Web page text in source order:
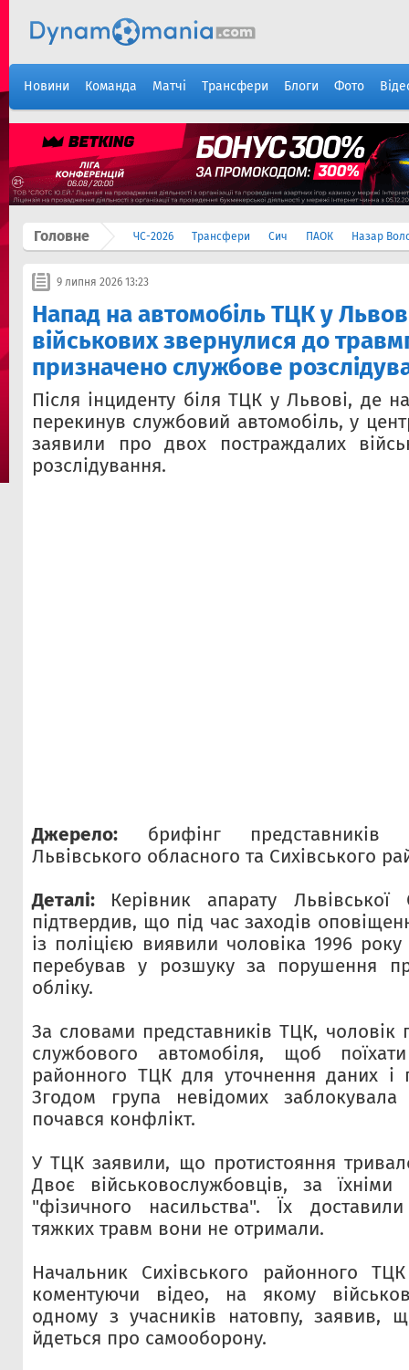
Новини Команда Матчі Трансфери Блоги Фото
Головне ЧС-2026 Трансфери Сич ПАОК Назар
9 липня 2026 13:23
Напад на автомобіль ТЦК у
військових звернулися до
призначено службове
Після інциденту біля ТЦК у Львові, де
перекинув службовий автомобіль, у
заявили про двох постраждалих
розслідування.
Джерело: брифінг представників
Львівського обласного та Сихівського
Деталі: Керівник апарату
підтвердив, що під час заходів
із поліцією виявили чоловіка 1996
перебував у розшуку за порушення
обліку.
За словами представників ТЦК, чоловік
службового автомобіля, щоб
районного ТЦК для уточнення даних і
Згодом група невідомих
почався конфлікт.
У ТЦК заявили, що протистояння
Двоє військовослужбовців, за
"фізичного насильства". Їх
тяжких травм вони не отримали.
Начальник Сихівського районного
коментуючи відео, на якому
одному з учасників натовпу, заявив,
йдеться про самооборону.